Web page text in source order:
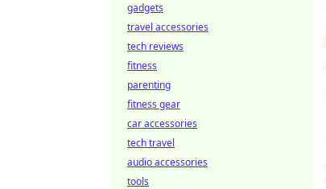
gadgets
travel accessories
tech reviews
fitness
parenting
fitness gear
car accessories
tech travel
audio accessories
tools